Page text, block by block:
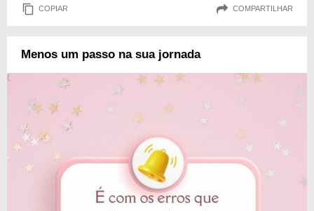
COPIAR COMPARTILHAR
Menos um passo na sua jornada